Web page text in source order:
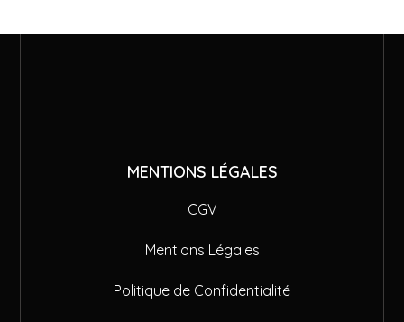
MENTIONS LÉGALES
CGV
Mentions Légales
Politique de Confidentialité